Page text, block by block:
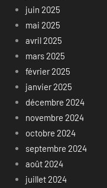
juin 2025
mai 2025
avril 2025
mars 2025
février 2025
janvier 2025
décembre 2024
novembre 2024
octobre 2024
septembre 2024
août 2024
juillet 2024